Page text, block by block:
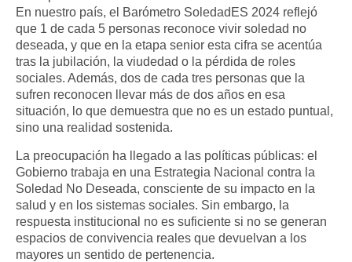
En nuestro país, el Barómetro SoledadES 2024 reflejó
que 1 de cada 5 personas reconoce vivir soledad no
deseada, y que en la etapa senior esta cifra se acentúa
tras la jubilación, la viudedad o la pérdida de roles
sociales. Además, dos de cada tres personas que la
sufren reconocen llevar más de dos años en esa
situación, lo que demuestra que no es un estado puntual,
sino una realidad sostenida.
La preocupación ha llegado a las políticas públicas: el
Gobierno trabaja en una Estrategia Nacional contra la
Soledad No Deseada, consciente de su impacto en la
salud y en los sistemas sociales. Sin embargo, la
respuesta institucional no es suficiente si no se generan
espacios de convivencia reales que devuelvan a los
mayores un sentido de pertenencia.